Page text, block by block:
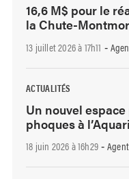
16,6 M$ pour le
la Chute-
13 juillet 2026 à 17h11 -
ACTUALITÉS
Un nouvel
phoques à
18 juin 2026 à 16h29 -